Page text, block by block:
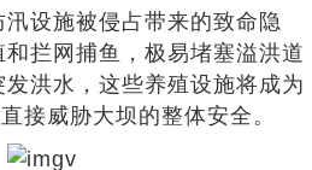
设施被侵占带来的致命隐
拦网捕鱼，极易堵塞溢洪道
洪水，这些养殖设施将成为
接威胁大坝的整体安全。